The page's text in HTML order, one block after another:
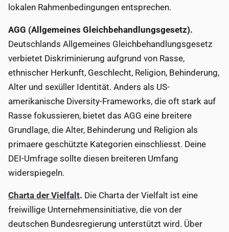
lokalen Rahmenbedingungen entsprechen.
AGG (Allgemeines Gleichbehandlungsgesetz).
Deutschlands Allgemeines Gleichbehandlungsgesetz
verbietet Diskriminierung aufgrund von Rasse,
ethnischer Herkunft, Geschlecht, Religion, Behinderung,
Alter und sexüller Identität. Anders als US-
amerikanische Diversity-Frameworks, die oft stark auf
Rasse fokussieren, bietet das AGG eine breitere
Grundlage, die Alter, Behinderung und Religion als
primaere geschützte Kategorien einschliesst. Deine
DEI-Umfrage sollte diesen breiteren Umfang
widerspiegeln.
Charta der Vielfalt. Die Charta der Vielfalt ist eine
freiwillige Unternehmensinitiative, die von der
deutschen Bundesregierung unterstützt wird. Über